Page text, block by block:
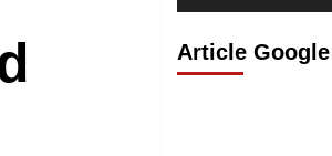
Article Google